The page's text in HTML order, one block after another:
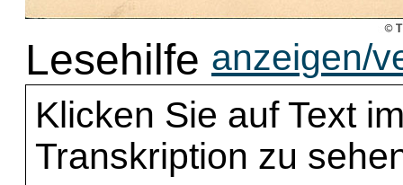
Lesehilfe anzeigen/
Klicken Sie auf Text
Transkription zu